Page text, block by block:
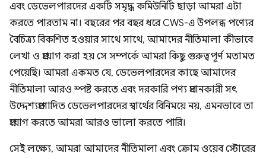
এবং ডেভেলপারদের একটি সমৃদ্ধ কমিউনিটি ছাড়া আমরা এটা
করতে পারতাম না। বছরের পর বছর ধরে CWS-এ উপলব্ধ পণ্যের
বৈচিত্র্য বিকশিত হওয়ার সাথে সাথে, আমাদের নীতিমালা কীভাবে
লেখা ও প্রয়োগ করা হয় সে সম্পর্কে আমরা কিছু গুরুত্বপূর্ণ মতামত
পেয়েছি। আমরা একমত যে, ডেভেলপারদের কাছে আমাদের
নীতিমালা আরও স্পষ্ট করতে এবং দরকারি পণ্য প্রদানকারী সৎ
উদ্দেশ্যপ্রণোদিত ডেভেলপারদের স্বার্থের বিনিময়ে নয়, এমনভাবে তা
প্রয়োগ করতে আমরা আরও ভালো করতে পারি।
সেই লক্ষ্যে, আমরা আমাদের নীতিমালা এবং ক্রোম ওয়েব স্টোরের